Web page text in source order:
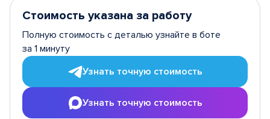
Стоимость указана за работу
Полную стоимость с деталью узнайте в боте
за 1 минуту
Узнать точную стоимость
Узнать точную стоимость